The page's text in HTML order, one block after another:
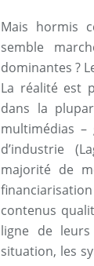
Mais hormis
semble
dominantes ?
La réalité est
dans la
multimédias
d’industrie
majorité de
contenus
ligne de
situation, les